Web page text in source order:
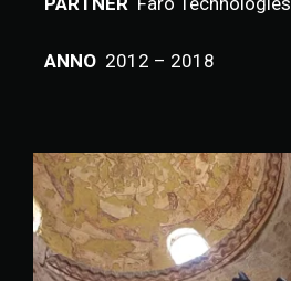
ANNO 2012 – 2018